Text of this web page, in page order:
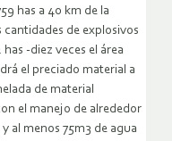
has a 40 km de la
de explosivos
-diez veces el área
el preciado material a
de material
el manejo de alrededor
al menos 75m3 de agua